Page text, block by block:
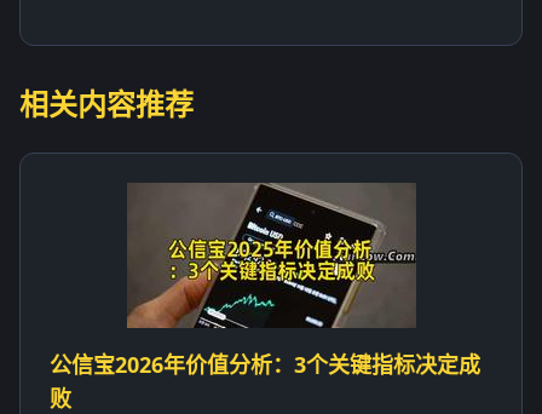
相关内容推荐
公信宝2026年价值分析：3个关键指标决定成
败